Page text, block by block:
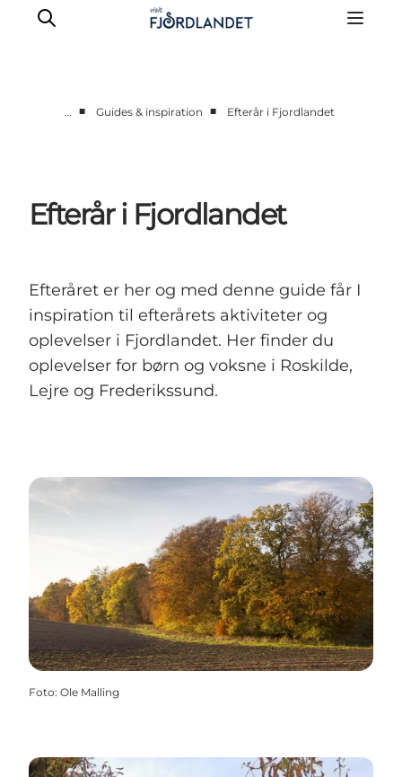
Guides & inspiration
Overnatning
… ■ Guides & inspiration ■ Efterår i Fjordlandet
Efterår i Fjordlandet
Efteråret er her og med denne guide får I
inspiration til efterårets aktiviteter og
oplevelser i Fjordlandet. Her finder du
oplevelser for børn og voksne i Roskilde,
Lejre og Frederikssund.
Foto: Ole Malling
Opdag efterårets attraktioner